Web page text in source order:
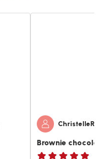
ChristelleR
Brownie chocolat